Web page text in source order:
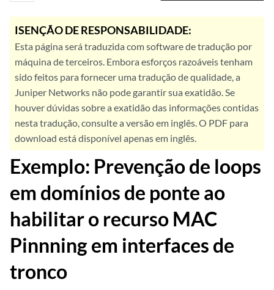
ISENÇÃO DE RESPONSABILIDADE:
Esta página será traduzida com software de tradução por
máquina de terceiros. Embora esforços razoáveis tenham
sido feitos para fornecer uma tradução de qualidade, a
Juniper Networks não pode garantir sua exatidão. Se
houver dúvidas sobre a exatidão das informações contidas
nesta tradução, consulte a versão em inglês. O PDF para
download está disponível apenas em inglês.
Exemplo: Prevenção de loops
em domínios de ponte ao
habilitar o recurso MAC
Pinnning em interfaces de
tronco